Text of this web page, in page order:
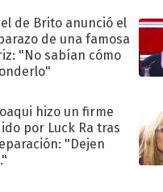
de Brito anunció el
de una famosa
"No sabían cómo
hizo un firme
por Luck Ra tras
"Dejen